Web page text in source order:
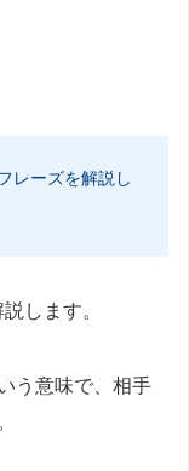
レーズを解説し
します。
う意味で、相手